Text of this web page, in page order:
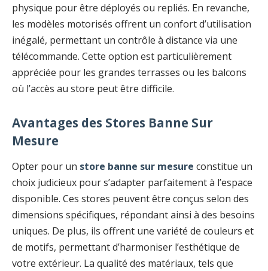
physique pour être déployés ou repliés. En revanche,
les modèles motorisés offrent un confort d’utilisation
inégalé, permettant un contrôle à distance via une
télécommande. Cette option est particulièrement
appréciée pour les grandes terrasses ou les balcons
où l’accès au store peut être difficile.
Avantages des Stores Banne Sur
Mesure
Opter pour un store banne sur mesure constitue un
choix judicieux pour s’adapter parfaitement à l’espace
disponible. Ces stores peuvent être conçus selon des
dimensions spécifiques, répondant ainsi à des besoins
uniques. De plus, ils offrent une variété de couleurs et
de motifs, permettant d’harmoniser l’esthétique de
votre extérieur. La qualité des matériaux, tels que